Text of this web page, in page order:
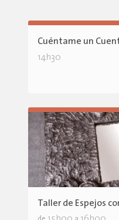
Cuéntame un
14h30
Taller de Espejos